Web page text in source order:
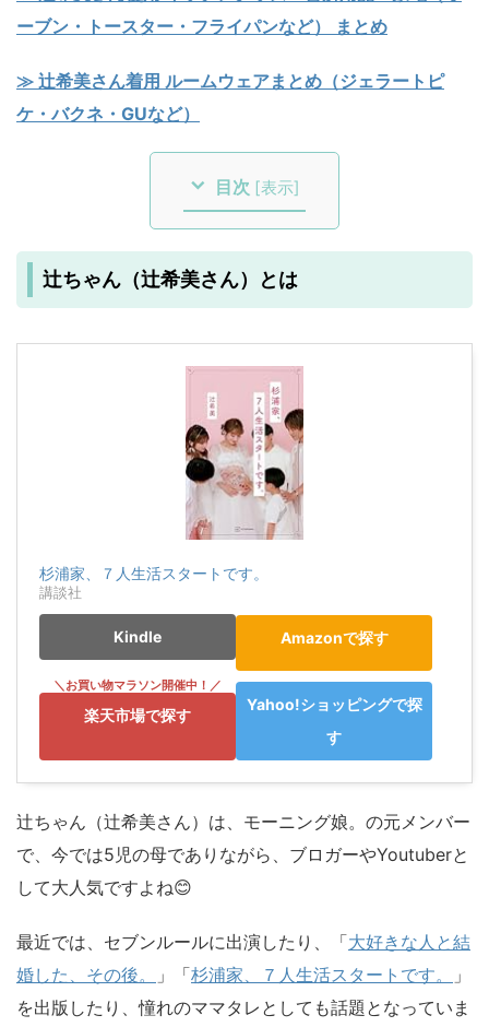
ーブン・トースター・フライパンなど） まとめ
≫ 辻希美さん着用 ルームウェアまとめ（ジェラートピ
ケ・バクネ・GUなど）
目次 [表示]
辻ちゃん（辻希美さん）とは
杉浦家、７人生活スタートです。
講談社
Kindle Amazonで探す
楽天市場で探す
Yahoo!ショッピングで探
す
辻ちゃん（辻希美さん）は、モーニング娘。の元メンバー
で、今では5児の母でありながら、ブロガーやYoutuberと
して大人気ですよね😊
最近では、セブンルールに出演したり、「大好きな人と結
婚した、その後。
」「杉浦家、７人生活スタートです。
」
を出版したり、憧れのママタレとしても話題となっていま